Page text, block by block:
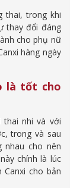
thai, trong khi
thay đổi đáng
cho phụ nữ
hàng ngày
là tốt cho
thai nhi và với
trong và sau
nhau cho nên
chính là lúc
cho bản